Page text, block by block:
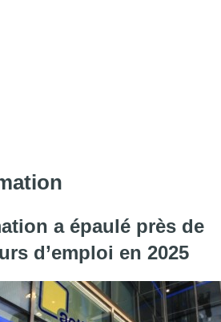
a épaulé près de
d’emploi en 2025